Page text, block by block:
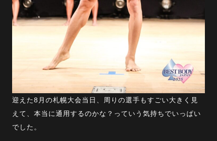
迎えた8月の札幌大会当日、周りの選手もすごい大きく見
えて、本当に通用するのかな？っていう気持ちでいっぱい
でした。